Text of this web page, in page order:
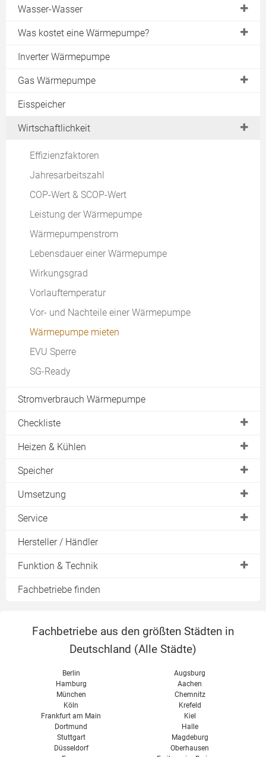
Abluftwärmepumpe
Luft-Luft-Wärmepumpe
Förderung
Vor- & Nachteile Luft-Wasser-Wärmepumpe
Erfahrungen
Erdreich
Geothermie
Erdwärmekörbe
Erdsonde
Energiezaun
Bohrung
Wasser-Wasser
Brunnen
Was kostet eine Wärmepumpe?
Sole-Wasser
Luft-Luft
Inverter Wärmepumpe
Gas Wärmepumpe
Gasmotor
Hersteller
Eisspeicher
Wirtschaftlichkeit
Effizienzfaktoren
Jahresarbeitszahl
COP-Wert & SCOP-Wert
Leistung der Wärmepumpe
Wärmepumpenstrom
Lebensdauer einer Wärmepumpe
Wirkungsgrad
Vorlauftemperatur
Vor- und Nachteile einer Wärmepumpe
Wärmepumpe mieten
EVU Sperre
SG-Ready
Stromverbrauch Wärmepumpe
Checkliste
Machbarkeit
Ertrag
Inhalt des Angebots
Download
Heizen & Kühlen
Betriebsarten
Heizkörper für Wärmepumpe
Wärmepumpe ohne Fußbodenheizung
mit Solarthermie
Speicher
Warmwasserspeicher
Kombispeicher
Umsetzung
Wärmepumpe im Neubau
Auslegung
Kältemittel
Service
Preisvergleich Strom
Erfahrungen
Hersteller / Händler
Funktion & Technik
Bestandteile
Fachbetriebe finden
Fachbetriebe aus den größten Städten in
Deutschland (Alle Städte)
Berlin
Hamburg
München
Köln
Frankfurt am Main
Dortmund
Stuttgart
Düsseldorf
Augsburg
Aachen
Chemnitz
Krefeld
Kiel
Halle
Magdeburg
Oberhausen